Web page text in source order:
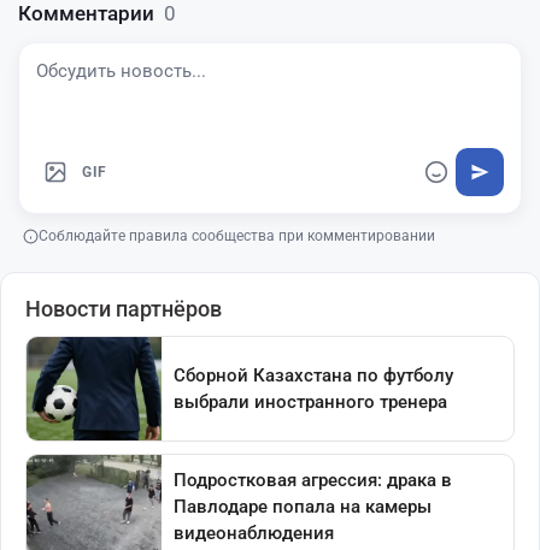
Комментарии 0
GIF
Соблюдайте правила сообщества при комментировании